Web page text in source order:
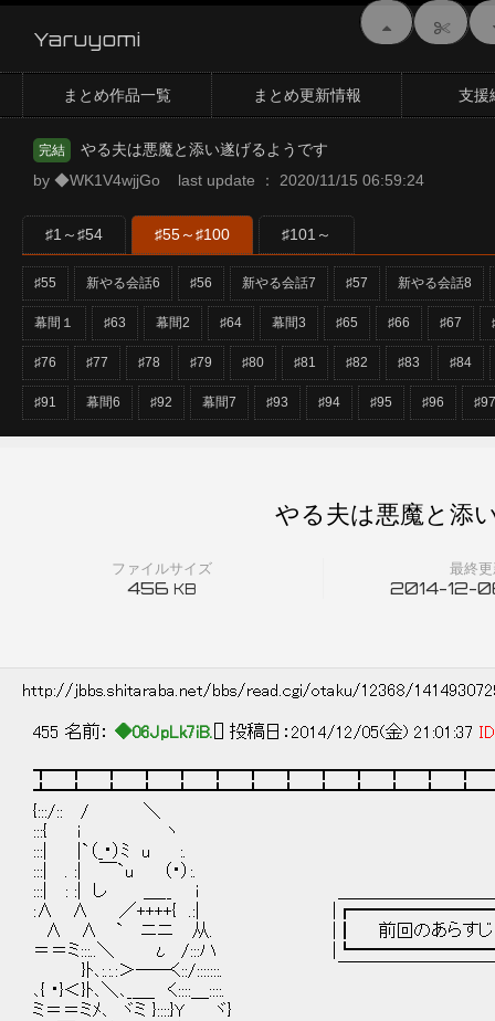
Yaruyomi
まとめ作品一覧 まとめ更新情報 支援
完結
やる夫は悪魔と添い遂げるようです
by ◆WK1V4wjjGo last update ： 2020/11/15 06:59:24
♯1～♯54 ♯55～♯100 ♯101～
♯55 新やる会話6 ♯56 新やる会話7 ♯57 新やる会話8
幕間１ ♯63 幕間2 ♯64 幕間3 ♯65 ♯66 ♯67
♯76 ♯77 ♯78 ♯79 ♯80 ♯81 ♯82 ♯83 ♯84
♯91 幕間6 ♯92 幕間7 ♯93 ♯94 ♯95 ♯96 ♯97
ファイルサイズ
456 KB
最終
2014-12-
やる夫は悪魔と添
http://jbbs.shitaraba.net/bbs/read.cgi/otaku/12368/
455 名前： ◆06JpLk7iB. [] 投稿日：2014/12/05(金) 21:01:37
{:::/:: / ＼
:::{ i ヽ
:::| |`（_・）ﾐ u :.
:::| . :| ￣`u （・）:.
:::| : :| し ＿__ i ＿＿＿＿＿＿＿＿＿
:∧ ∧ ／++++{ .:|
∧ ∧ ` ニニ 从. |┃ 前回のあらす
＝＝ミ:::..＼ ι /:::ハ
}ﾄ､:.:.:＞――く::/:::::::. ￣￣￣￣￣￣￣￣￣
､{ ・}＜}ﾄ､＼､_＿_ く::::＿::::.
ミ＝＝ミﾒ､ ヾミ }::::}Y ヾ}